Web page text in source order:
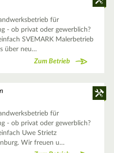
für
- ob privat oder gewerblich?
SVEMARK Malerbetrieb
über neu…
Zum Betrieb
für
- ob privat oder gewerblich?
Uwe Strietz
Wir freuen u…